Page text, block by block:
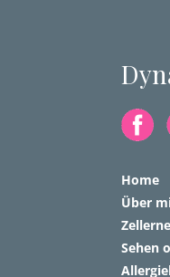
Home
Über
Sehen